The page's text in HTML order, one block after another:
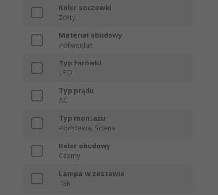
Kolor soczewki
Żółty
Materiał obudowy
Poliwęglan
Typ żarówki
LED
Typ prądu
AC
Typ montażu
Podstawa, Ściana
Kolor obudowy
Czarny
Lampa w zestawie
Tak